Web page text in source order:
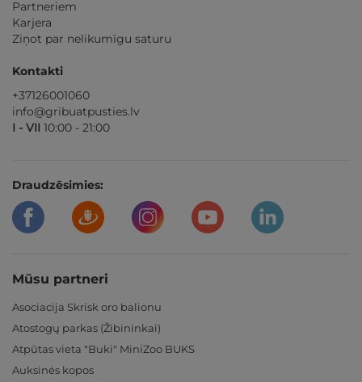
Partneriem
Karjera
Ziņot par nelikumīgu saturu
Kontakti
+37126001060
info@gribuatpusties.lv
I - VII 10:00 - 21:00
Draudzēsimies:
Mūsu partneri
Asociacija Skrisk oro balionu
Atostogų parkas (Žibininkai)
Atpūtas vieta "Buki" MiniZoo BUKS
Auksinės kopos